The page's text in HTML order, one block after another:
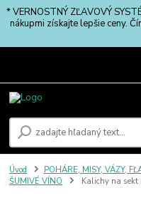
* VERNOSTNÝ ZĽAVOVÝ
nákupmi získajte lepšie ceny.
Úvod POHÁRE, MISY, VÁZY,
ŠUMIVÉ VÍNO
Kalichy na